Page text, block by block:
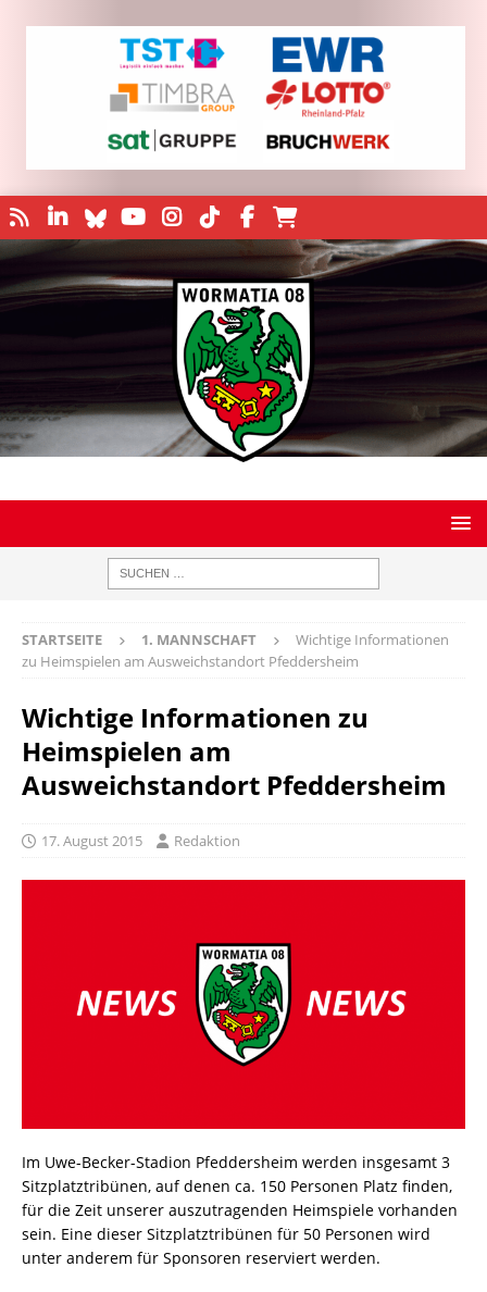
STARTSEITE 1. MANNSCHAFT
Wichtige Informationen
zu Heimspielen am Ausweichstandort Pfeddersheim
Wichtige Informationen zu
Heimspielen am
Ausweichstandort Pfeddersheim
17. August 2015 Redaktion
Im Uwe-Becker-Stadion Pfeddersheim werden insgesamt 3
Sitzplatztribünen, auf denen ca. 150 Personen Platz finden,
für die Zeit unserer auszutragenden Heimspiele vorhanden
sein. Eine dieser Sitzplatztribünen für 50 Personen wird
unter anderem für Sponsoren reserviert werden.